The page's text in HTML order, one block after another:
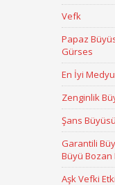
Vefk
Papaz
Gürses
En İyi
Zenginlik
Şans Büyüsü
Garantili
Büyü Bozan
Aşk Vefki